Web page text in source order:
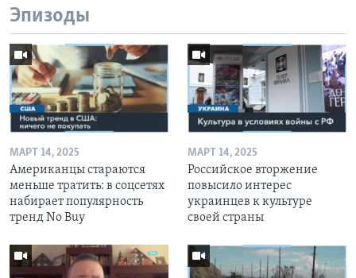
Эпизоды
МАРТ 14, 2025
Американцы стараются
меньше тратить: в соцсетях
набирает популярность
тренд No Buy
МАРТ 14, 2025
Российское вторжение
повысило интерес
украинцев к культуре
своей страны